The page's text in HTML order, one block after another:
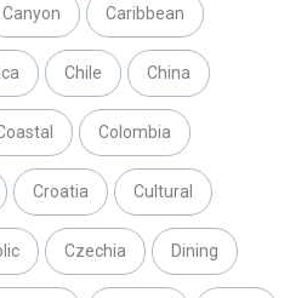
Canyon Caribbean
Chile China
Colombia
Croatia Cultural
Czechia Dining